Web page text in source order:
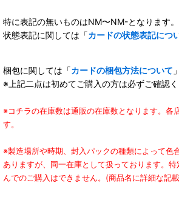
特に表記の無いものはNM〜NM-となります。
状態表記に関しては「カードの状態表記につ
梱包に関しては「カードの梱包方法について
※上記二点は初めてご購入の方は必ずご確認く
※コチラの在庫数は通販の在庫数となります。各
す。
※製造場所や時期、封入パックの種類によって色
ありますが、同一在庫として扱っております。
んでのご購入はできません。(商品名に詳細な記